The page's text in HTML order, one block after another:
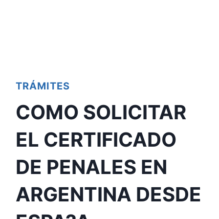
TRÁMITES
COMO SOLICITAR
EL CERTIFICADO
DE PENALES EN
ARGENTINA DESDE